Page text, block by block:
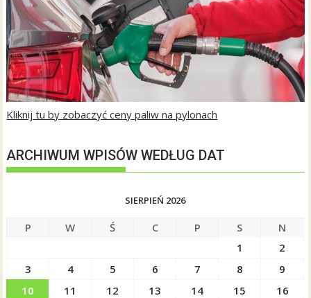
Kliknij tu by zobaczyć ceny paliw na pylonach
ARCHIWUM WPISÓW WEDŁUG DAT
SIERPIEŃ 2026
P W Ś C P S
N
1
2
3
4 5 6 7 8
9
10
11 12 13 14 15
16